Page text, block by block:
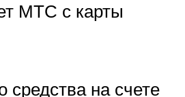
МТС с карты
средства на счете